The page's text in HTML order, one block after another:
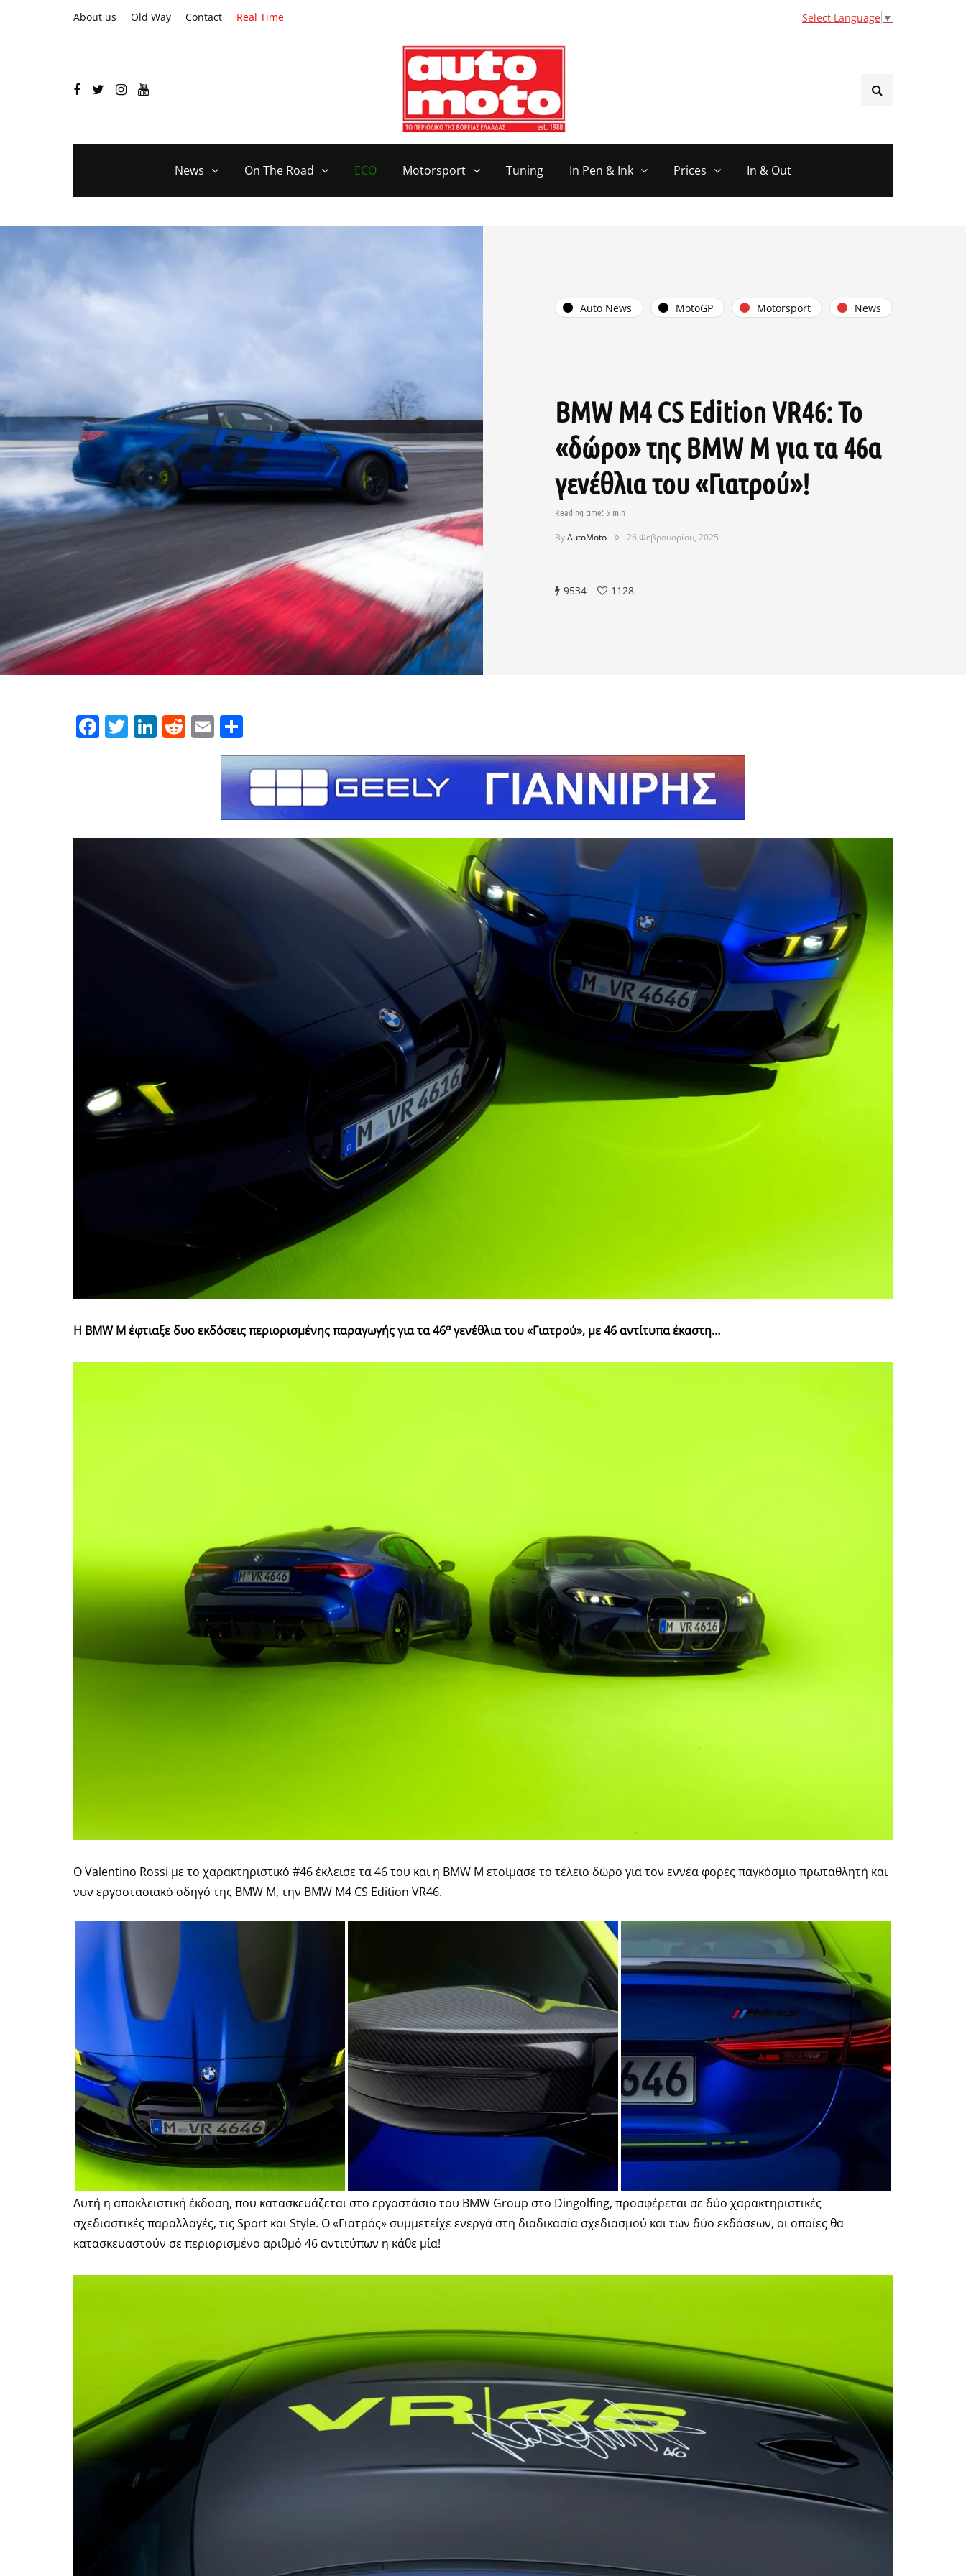
About us Old Way Contact Real Time Select Language ▼
News On The Road ECO Motorsport Tuning In Pen & Ink Prices In & Out
Auto News MotoGP Motorsport News
BMW M4 CS Edition VR46: Το
«δώρο» της BMW M για τα 46α
γενέθλια του «Γιατρού»!
ByAutoMoto 26 Φεβρουαρίου, 2025
9534 1128
Facebook
Twitter
LinkedIn
Reddit
Email
H BMW M έφτιαξε δυο εκδόσεις περιορισμένης παραγωγής για τα 46αγενέθλια του «Γιατρού», με 46 αντίτυπα έκαστη…
Ο Valentino Rossi με το χαρακτηριστικό #46 έκλεισε τα 46 του και η BMW M ετοίμασε το τέλειο δώρο για τον εννέα φορές παγκόσμιο πρωταθλητή και
νυν εργοστασιακό οδηγό της BMW M, την BMW M4 CS Edition VR46.
Αυτή η αποκλειστική έκδοση, που κατασκευάζεται στο εργοστάσιο του BMW Group στο Dingolfing, προσφέρεται σε δύο χαρακτηριστικές
σχεδιαστικές παραλλαγές, τις Sport και Style. Ο «Γιατρός» συμμετείχε ενεργά στη διαδικασία σχεδιασμού και των δύο εκδόσεων, οι οποίες θα
κατασκευαστούν σε περιορισμένο αριθμό 46 αντιτύπων η κάθε μία!